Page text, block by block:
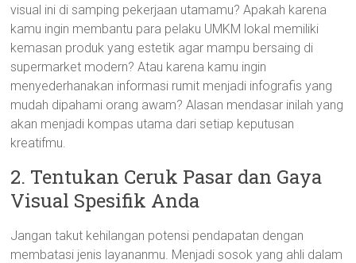
visual ini di samping pekerjaan utamamu? Apakah karena
kamu ingin membantu para pelaku UMKM lokal memiliki
kemasan produk yang estetik agar mampu bersaing di
supermarket modern? Atau karena kamu ingin
menyederhanakan informasi rumit menjadi infografis yang
mudah dipahami orang awam? Alasan mendasar inilah yang
akan menjadi kompas utama dari setiap keputusan
kreatifmu.
2. Tentukan Ceruk Pasar dan Gaya
Visual Spesifik Anda
Jangan takut kehilangan potensi pendapatan dengan
membatasi jenis layananmu. Menjadi sosok yang ahli dalam